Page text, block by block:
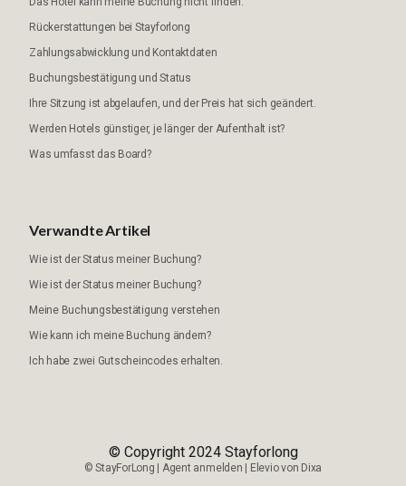
Rückerstattungen bei Stayforlong
Zahlungsabwicklung und Kontaktdaten
Buchungsbestätigung und Status
Ihre Sitzung ist abgelaufen, und der Preis hat sich geändert.
Werden Hotels günstiger, je länger der Aufenthalt ist?
Was umfasst das Board?
Verwandte Artikel
Wie ist der Status meiner Buchung?
Wie ist der Status meiner Buchung?
Meine Buchungsbestätigung verstehen
Wie kann ich meine Buchung ändern?
Ich habe zwei Gutscheincodes erhalten.
© Copyright 2024 Stayforlong
©StayForLong Agent anmelden Elevio von Dixa